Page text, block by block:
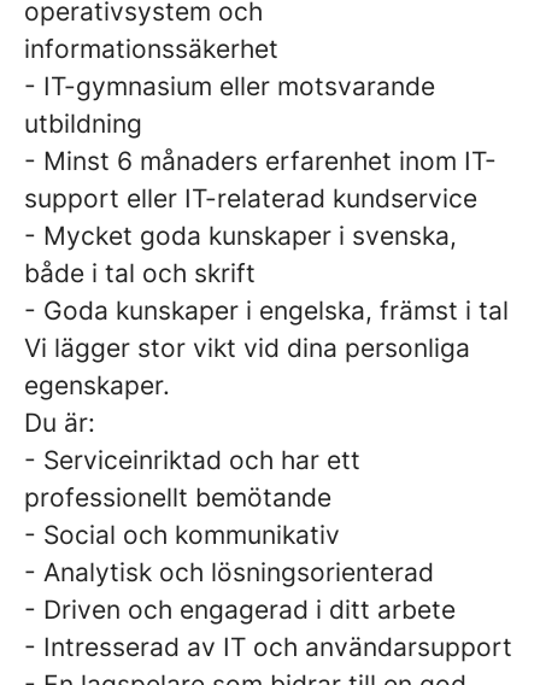
operativsystem och
informationssäkerhet
- IT-gymnasium eller motsvarande
utbildning
- Minst 6 månaders erfarenhet inom IT-
support eller IT-relaterad kundservice
- Mycket goda kunskaper i svenska,
både i tal och skrift
- Goda kunskaper i engelska, främst i tal
Vi lägger stor vikt vid dina personliga
egenskaper.
Du är:
- Serviceinriktad och har ett
professionellt bemötande
- Social och kommunikativ
- Analytisk och lösningsorienterad
- Driven och engagerad i ditt arbete
- Intresserad av IT och användarsupport